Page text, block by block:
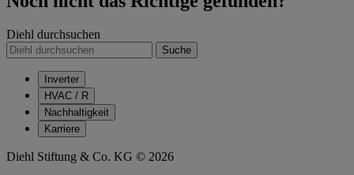
Diehl durchsuchen
Suche
Inverter
HVAC / R
Nachhaltigkeit
Karriere
Diehl Stiftung & Co. KG © 2026